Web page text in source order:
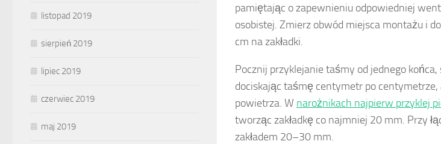
pamiętając o zapewnieniu odpowiedniej
osobistej. Zmierz obwód miejsca montażu i
cm na zakładki.
Pocznij przyklejanie taśmy od jednego
dociskając taśmę centymetr po
powietrza. W narożnikach najpierw przyklej
tworząc zakładkę co najmniej 20 mm. Przy
zakładem 20–30 mm.
listopad 2019
sierpień 2019
lipiec 2019
czerwiec 2019
maj 2019